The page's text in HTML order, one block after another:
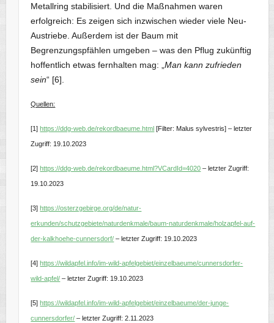
Metallring stabilisiert. Und die Maßnahmen waren
erfolgreich: Es zeigen sich inzwischen wieder viele Neu-
Austriebe. Außerdem ist der Baum mit
Begrenzungspfählen umgeben – was den Pflug zukünftig
hoffentlich etwas fernhalten mag: „Man kann zufrieden
sein“ [6].
Quellen:
[1]https://ddg-web.de/rekordbaeume.html [Filter: Malus sylvestris] – letzter
Zugriff: 19.10.2023
[2]https://ddg-web.de/rekordbaeume.html?VCardId=4020 – letzter Zugriff:
19.10.2023
[3]https://osterzgebirge.org/de/natur-
erkunden/schutzgebiete/naturdenkmale/baum-naturdenkmale/holzapfel-auf-
der-kalkhoehe-cunnersdorf/ – letzter Zugriff: 19.10.2023
[4]https://wildapfel.info/im-wild-apfelgebiet/einzelbaeume/cunnersdorfer-
wild-apfel/ – letzter Zugriff: 19.10.2023
[5]https://wildapfel.info/im-wild-apfelgebiet/einzelbaeume/der-junge-
cunnersdorfer/ – letzter Zugriff: 2.11.2023